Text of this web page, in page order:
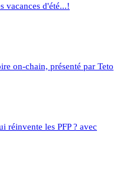
vacances d'été...!
on-chain, présenté par Teto
réinvente les PFP ? avec